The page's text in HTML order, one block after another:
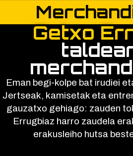
Getxo
Eman begi-kolpe bat irudiei
Jertseak, kamisetak eta
gauzatxo gehiago: zauden
Errugbiaz harro zaudela
erakusleiho hutsa